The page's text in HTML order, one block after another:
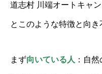
道志村 川端オートキャ
とこのような特徴と向き
まず向いている人 ：自